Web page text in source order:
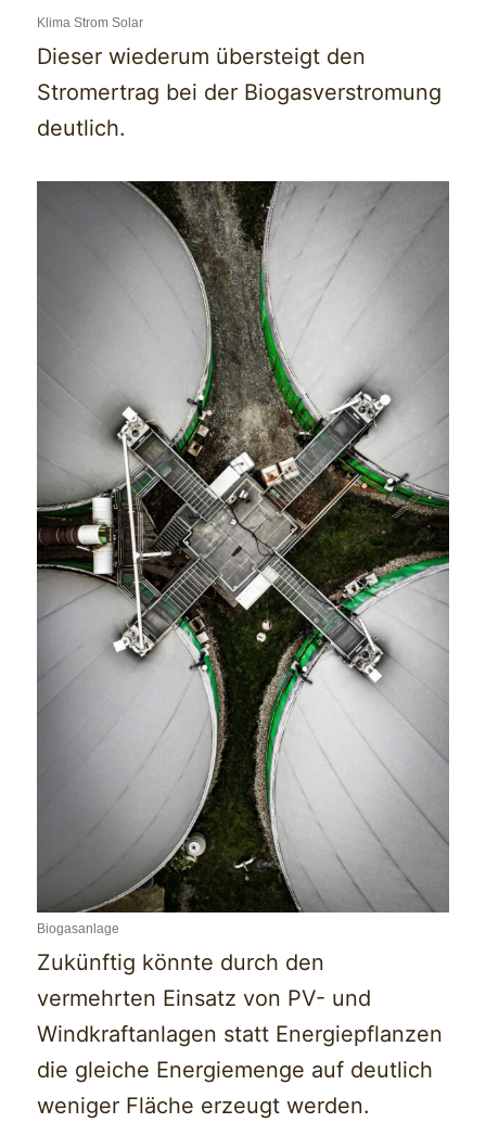
Klima Strom Solar
Dieser wiederum übersteigt den
Stromertrag bei der Biogasverstromung
deutlich.
Biogasanlage
Zukünftig könnte durch den
vermehrten Einsatz von PV- und
Windkraftanlagen statt Energiepflanzen
die gleiche Energiemenge auf deutlich
weniger Fläche erzeugt werden.